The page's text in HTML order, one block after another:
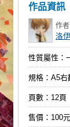
作品資訊
作者
洛伊
性質屬性：
規格：A5右
頁數：12頁
售價：100元